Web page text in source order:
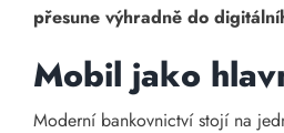
přesune výhradně do
Mobil jako
Moderní bankovnictví stojí na